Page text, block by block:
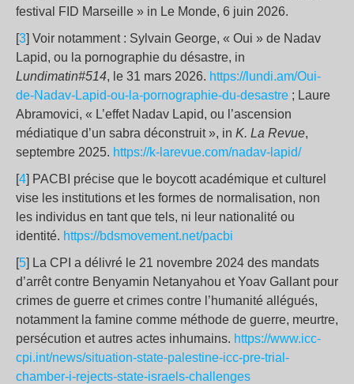
festival FID Marseille » in Le Monde, 6 juin 2026.
[3] Voir notamment : Sylvain George, « Oui » de Nadav
Lapid, ou la pornographie du désastre, in
Lundimatin#514, le 31 mars 2026. https://lundi.am/Oui-
de-Nadav-Lapid-ou-la-pornographie-du-desastre ; Laure
Abramovici, « L’effet Nadav Lapid, ou l’ascension
médiatique d’un sabra déconstruit », in K. La Revue,
septembre 2025. https://k-larevue.com/nadav-lapid/
[4] PACBI précise que le boycott académique et culturel
vise les institutions et les formes de normalisation, non
les individus en tant que tels, ni leur nationalité ou
identité. https://bdsmovement.net/pacbi
[5] La CPI a délivré le 21 novembre 2024 des mandats
d’arrêt contre Benyamin Netanyahou et Yoav Gallant pour
crimes de guerre et crimes contre l’humanité allégués,
notamment la famine comme méthode de guerre, meurtre,
persécution et autres actes inhumains. https://www.icc-
cpi.int/news/situation-state-palestine-icc-pre-trial-
chamber-i-rejects-state-israels-challenges